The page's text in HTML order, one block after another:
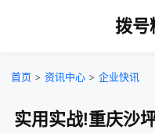
拨号
首页 > 资讯中心 > 企业快讯
实用实战!重庆沙